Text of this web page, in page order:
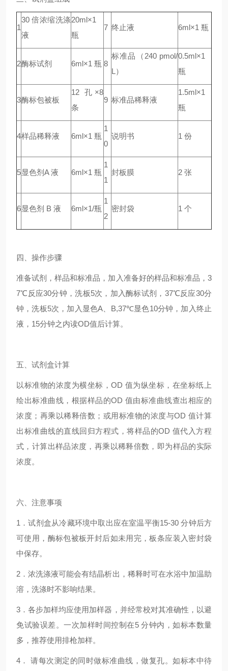
1
30 倍浓缩洗涤
液
20ml×1
瓶
7 终止液 6ml×1 瓶
2酶标试剂 6ml×1 瓶 8
标准品（240 pmol/
L）
0.5ml×1
瓶
3酶标包被板
12 孔×8
条
9 标准品稀释液
1.5ml×1
瓶
4样品稀释液 6ml×1 瓶
1
0
说明书 1 份
5显色剂A 液 6ml×1 瓶
1
1
封板膜 2 张
6显色剂 B 液 6ml×1/瓶
1
2
密封袋 1 个
四、操作步骤
准备试剂，样品和标准品，加入准备好的样品和标准品，3
7℃反应30分钟，洗板5次，加入酶标试剂，37℃反应30分
钟，洗板5次，加入显色A、B,37℃显色10分钟，加入终止
液，15分钟之内读OD值后计算。
五、试剂盒计算
以标准物的浓度为横坐标，OD 值为纵坐标，在坐标纸上
绘出标准曲线，根据样品的OD 值由标准曲线查出相应的
浓度；再乘以稀释倍数；或用标准物的浓度与OD 值计算
出标准曲线的直线回归方程式，将样品的OD 值代入方程
式，计算出样品浓度，再乘以稀释倍数，即为样品的实际
浓度。
六、注意事项
1．试剂盒从冷藏环境中取出应在室温平衡15-30 分钟后方
可使用，酶标包被板开封后如未用完，板条应装入密封袋
中保存。
2．浓洗涤液可能会有结晶析出，稀释时可在水浴中加温助
溶，洗涤时不影响结果。
3．各步加样均应使用加样器，并经常校对其准确性，以避
免试验误差。一次加样时间控制在5 分钟内，如标本数量
多，推荐使用排枪加样。
4． 请每次测定的同时做标准曲线，做复孔。如标本中待